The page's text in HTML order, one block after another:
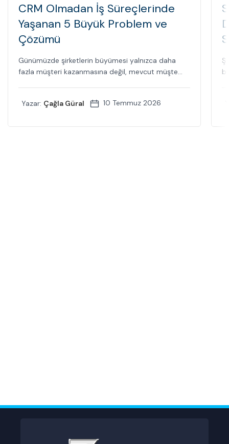
CRM Olmadan İş Süreçlerinde
Yaşanan 5 Büyük Problem ve
Çözümü
Günümüzde şirketlerin büyümesi yalnızca daha
fazla müşteri kazanmasına değil, mevcut müşte...
Yazar: Çağla Güral 10 Temmuz 2026